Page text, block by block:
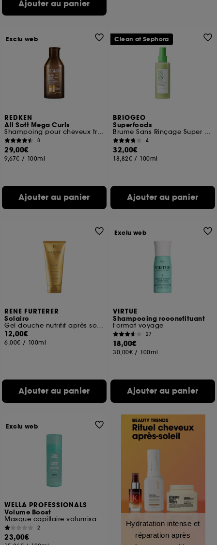
Ajouter au panier
REDKEN
All Soft Mega Curls
Shampoing pour cheveux très secs, bouclés à crépus
8
29,00€
9,67€ / 100ml
Ajouter au panier
Exclu web
BRIOGEO
Superfoods
Brume Sans Rinçage Super Hydratante A L’avocat et Kiwi
4
32,00€
18,82€ / 100ml
Ajouter au panier
Clean at Sephora
RENE FURTERER
Solaire
Gel douche nutritif après soleil cheveux et corps
12,00€
6,00€ / 100ml
Ajouter au panier
VIRTUE
Shampooing reconstituant
Format voyage
27
18,00€
30,00€ / 100ml
Ajouter au panier
Exclu web
WELLA PROFESSIONALS
Volume Boost
Masque capillaire volumisant léger
2
23,00€
Exclu web
Hydratation intense et
réparation après